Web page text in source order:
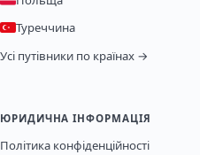
Туреччина
Усі путівники по країнах →
ЮРИДИЧНА ІНФОРМАЦІЯ
Політика конфіденційності